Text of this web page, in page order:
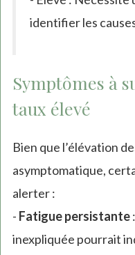
identifier les
Symptômes à
taux élevé
Bien que l’élévation
asymptomatique,
alerter :
- Fatigue persistante
inexpliquée pourrait